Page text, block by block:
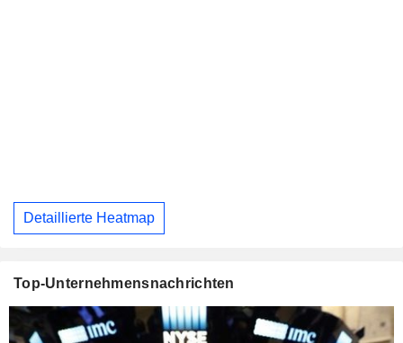
Detaillierte Heatmap
Top-Unternehmensnachrichten